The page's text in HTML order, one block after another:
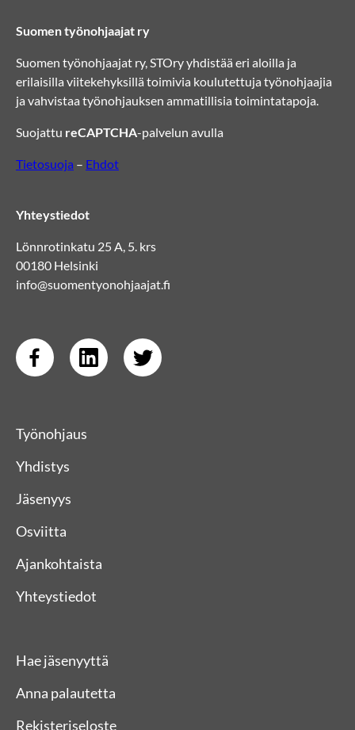
Suomen työnohjaajat ry
Suomen työnohjaajat ry, STOry yhdistää eri aloilla ja
erilaisilla viitekehyksillä toimivia koulutettuja työnohjaajia
ja vahvistaa työnohjauksen ammatillisia toimintatapoja.
Suojattu reCAPTCHA-palvelun avulla
Tietosuoja – Ehdot
Yhteystiedot
Lönnrotinkatu 25 A, 5. krs
00180 Helsinki
info@suomentyonohjaajat.fi
Työnohjaus
Yhdistys
Jäsenyys
Osviitta
Ajankohtaista
Yhteystiedot
Hae jäsenyyttä
Anna palautetta
Rekisteriseloste